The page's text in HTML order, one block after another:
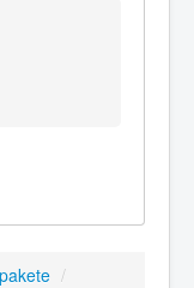
/